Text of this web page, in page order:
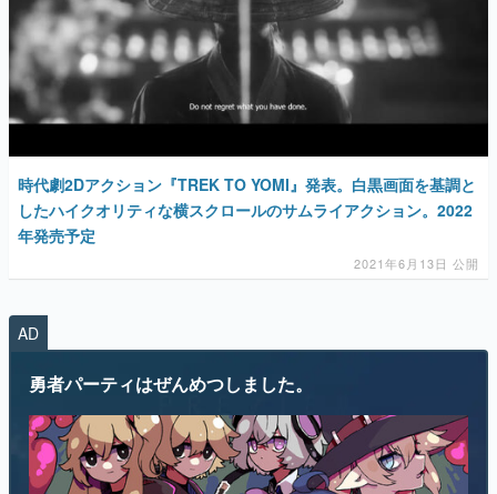
時代劇2Dアクション『TREK TO YOMI』発表。白黒画面を基調と
したハイクオリティな横スクロールのサムライアクション。2022
年発売予定
2021年6月13日 公開
AD
勇者パーティはぜんめつしました。